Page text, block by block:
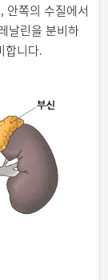
안쪽의 수질에서
날린을 분비하
합니다.